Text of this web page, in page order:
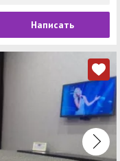
Написать